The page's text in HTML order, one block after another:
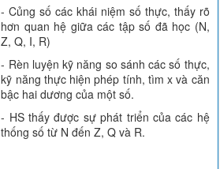
- Củng số các khái niệm số thực, thấy rõ
hơn quan hệ giữa các tập số đã học (N,
Z, Q, I, R)
- Rèn luyện kỹ năng so sánh các số thực,
kỹ năng thực hiện phép tính, tìm x và căn
bậc hai dương của một số.
- HS thấy được sự phát triển của các hệ
thống số từ N đến Z, Q và R.